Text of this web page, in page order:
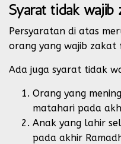
Syarat tidak wajib
Persyaratan di atas
orang yang wajib zakat
Ada juga syarat tidak
Orang yang
matahari pada
Anak yang lahir
pada akhir